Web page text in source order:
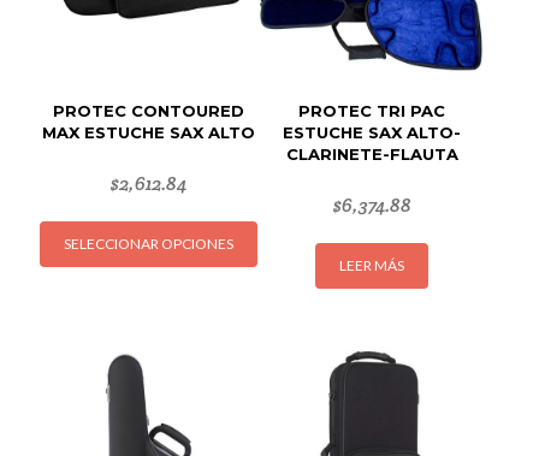
PROTEC CONTOURED
MAX ESTUCHE SAX ALTO
$2,612.84
SELECCIONAR OPCIONES
Este
producto
opciones
PROTEC TRI PAC
ESTUCHE SAX ALTO-
CLARINETE-FLAUTA
$6,374.88
LEER MÁS